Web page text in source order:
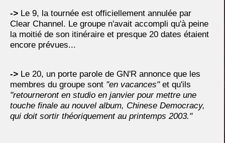
-> Le 9, la tournée est officiellement annulée par
Clear Channel. Le groupe n'avait accompli qu'à peine
la moitié de son itinéraire et presque 20 dates étaient
encore prévues...
-> Le 20, un porte parole de GN'R annonce que les
membres du groupe sont "en vacances" et qu'ils
"retourneront en studio en janvier pour mettre une
touche finale au nouvel album, Chinese Democracy,
qui doit sortir théoriquement au printemps 2003."